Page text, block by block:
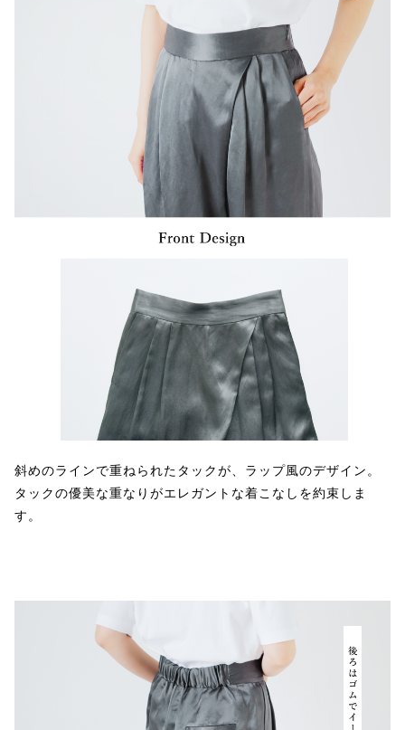
斜めのラインで重ねられたタックが、ラップ風のデザイン。
タックの優美な重なりがエレガントな着こなしを約束しま
す。